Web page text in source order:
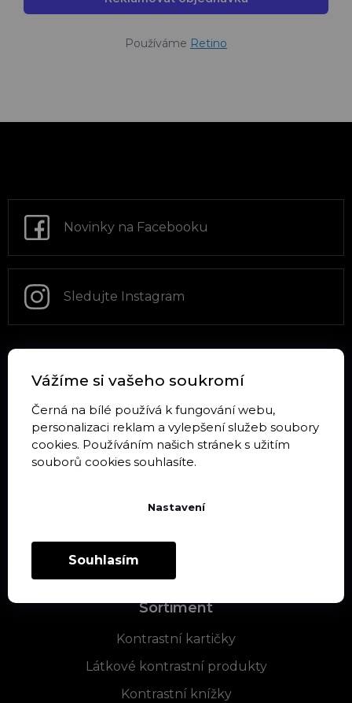
Vážíme si vašeho soukromí
Černá na bílé používá k fungování webu,
personalizaci reklam a vylepšení služeb soubory
cookies. Používáním našich stránek s užitím
souborů cookies souhlasíte.
Nastavení
Souhlasím
Používáme Retino
a
Novinky na Facebooku
Sledujte Instagram
Doprava a platba
Obchodní podmínky
Vrácení zboží a reklamace
Blog
Sortiment
Kontrastní kartičky
Látkové kontrastní produkty
Kontrastní knížky